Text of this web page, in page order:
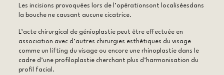
Les incisions provoquées lors de l’opérationsont localiséesdans
la bouche ne causant aucune cicatrice.
L’acte chirurgical de génioplastie peut être effectuée en
association avec d’autres chirurgies esthétiques du visage
comme un lifting du visage ou encore une rhinoplastie dans le
cadre d’une profiloplastie cherchant plus d’harmonisation du
profil facial.